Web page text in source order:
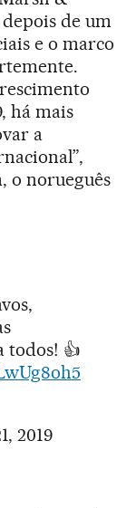
de um
e o marco
há mais
a
o norueguês
todos! 👍
2019